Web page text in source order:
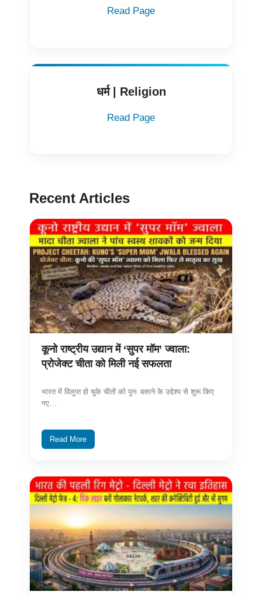
Read Page
धर्म | Religion
Read Page
Recent Articles
कूनो राष्ट्रीय उद्यान में ‘सुपर मॉम’ ज्वाला:
प्रोजेक्ट चीता को मिली नई सफलता
भारत में विलुप्त हो चुके चीतों को पुनः बसाने के उद्देश्य से शुरू किए
गए…
Read More